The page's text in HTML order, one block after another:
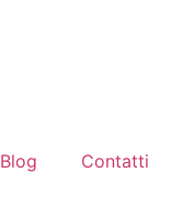
Blog Contatti